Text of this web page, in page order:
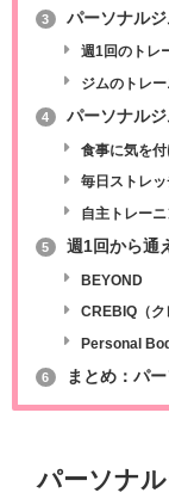
3 パーソナル
週1回のトレ
ジムのトレ
4 パーソナル
食事に気を
毎日ストレッ
自主トレー
5 週1回から通
BEYOND
CREBIQ（ク
Personal
6 まとめ：パ
パーソナ